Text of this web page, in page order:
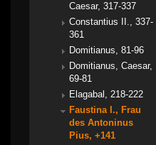
Caesar, 317-337
Constantius II., 337-
361
Domitianus, 81-96
Domitianus, Caesar,
69-81
Elagabal, 218-222
Faustina I., Frau
des Antoninus
Pius, +141